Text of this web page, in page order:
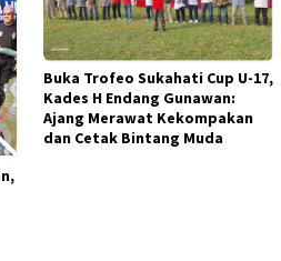
Buka Trofeo Sukahati Cup U-17,
Kades H Endang Gunawan:
Ajang Merawat Kekompakan
dan Cetak Bintang Muda